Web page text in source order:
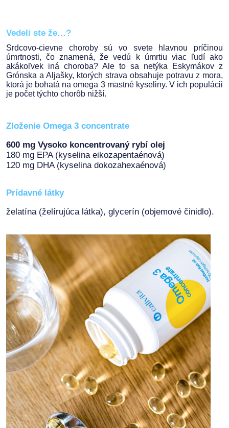
Vedeli ste že…?
Srdcovo-cievne choroby sú vo svete hlavnou príčinou
úmrtnosti, čo znamená, že vedú k úmrtiu viac ľudí ako
akákoľvek iná choroba? Ale to sa netýka Eskymákov z
Grónska a Aljašky, ktorých strava obsahuje potravu z mora,
ktorá je bohatá na omega 3 mastné kyseliny. V ich populácii
je počet týchto chorôb nižší.
Zloženie Omega 3 concentrate
600 mg Vysoko koncentrovaný rybí olej
180 mg EPA (kyselina eikozapentaénová)
120 mg DHA (kyselina dokozahexaénová)
Prídavné látky
želatína (želírujúca látka), glycerín (objemové činidlo).